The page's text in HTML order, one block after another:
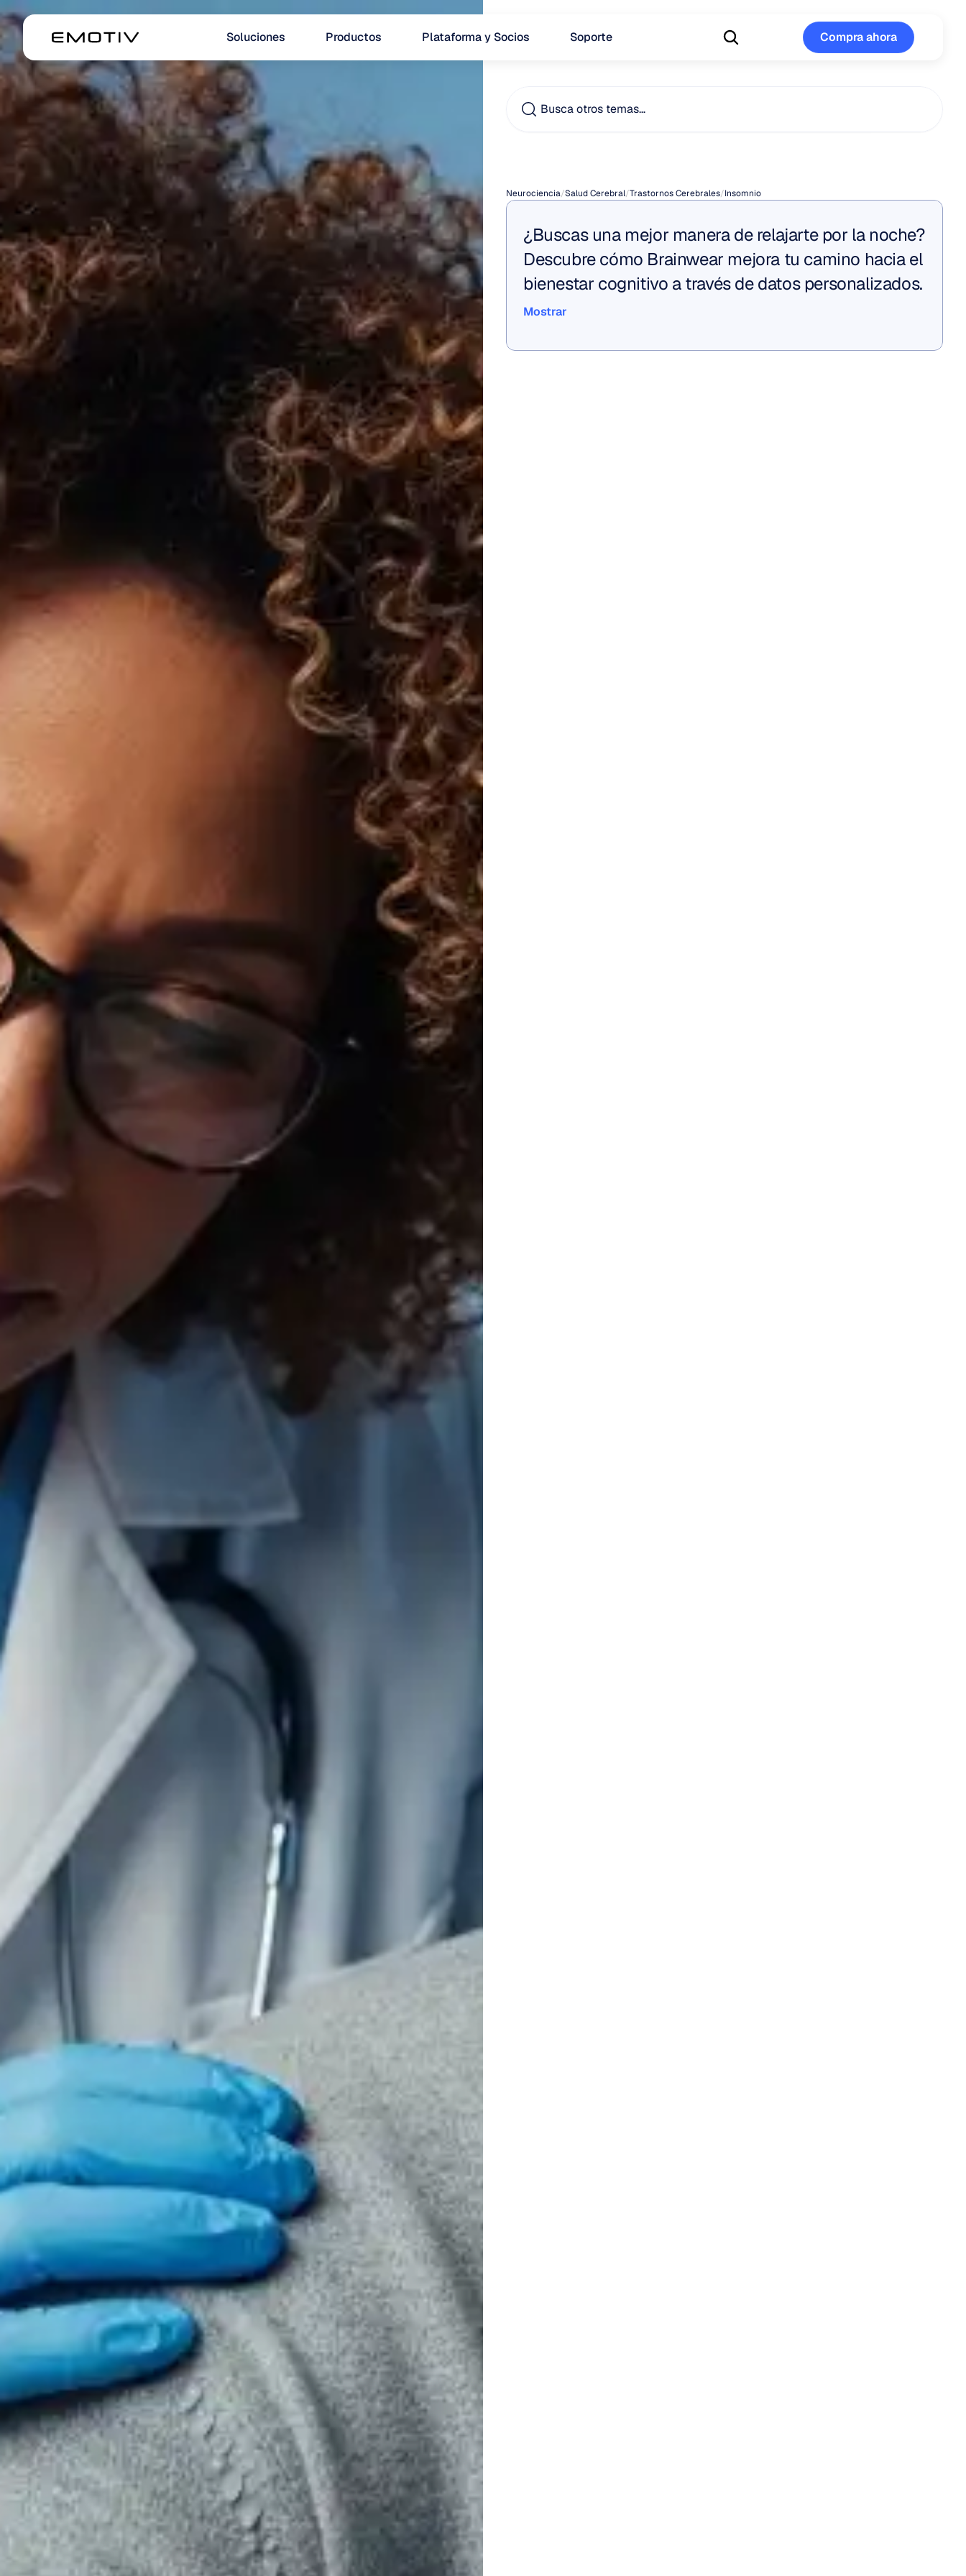
Soluciones Productos Plataforma y Socios Soporte
Compra ahora
Busca otros temas…
Neurociencia/Salud Cerebral/Trastornos Cerebrales/Insomnio
¿Buscas una mejor manera de relajarte por la noche?
Descubre cómo Brainwear mejora tu camino hacia el
bienestar cognitivo a través de datos personalizados.
Mostrar